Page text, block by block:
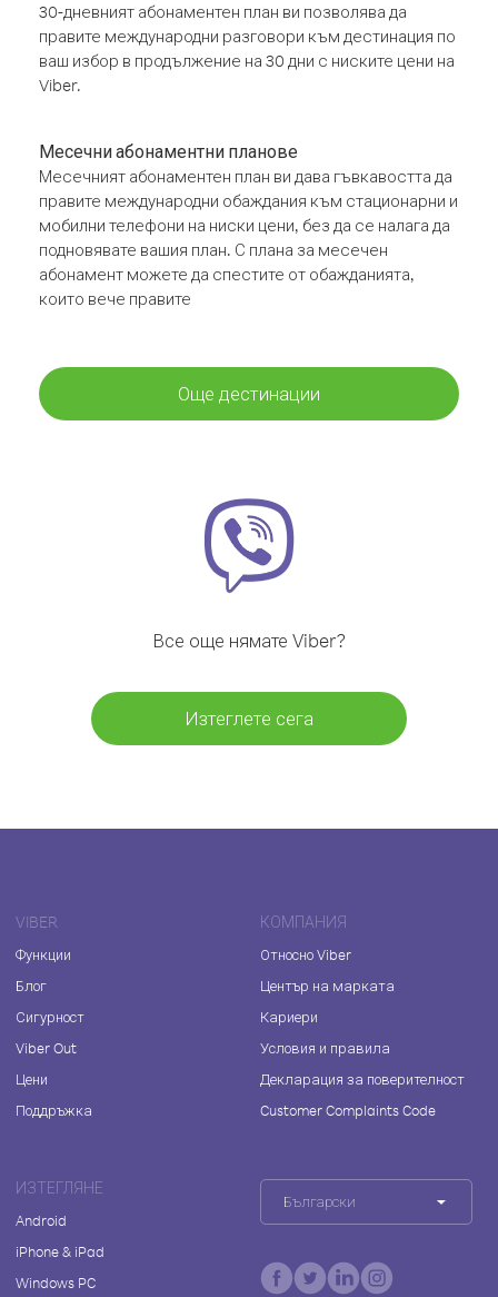
30-дневният абонаментен план ви позволява да
правите международни разговори към дестинация по
ваш избор в продължение на 30 дни с ниските цени на
Viber.
Месечни абонаментни планове
Месечният абонаментен план ви дава гъвкавостта да
правите международни обаждания към стационарни и
мобилни телефони на ниски цени, без да се налага да
подновявате вашия план. С плана за месечен
абонамент можете да спестите от обажданията,
които вече правите
Още дестинации
Все още нямате Viber?
Изтеглете сега
VIBER
Функции
Блог
Сигурност
Viber Out
Цени
Поддръжка
КОМПАНИЯ
Относно Viber
Център на марката
Кариери
Условия и правила
Декларация за поверителност
Customer Complaints Code
ИЗТЕГЛЯНЕ
Android
iPhone & iPad
Windows PC
Български